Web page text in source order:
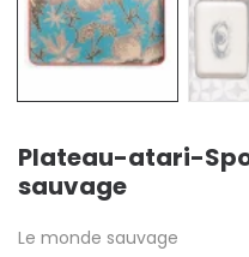
Plateau-atari-
sauvage
Le monde sauvage